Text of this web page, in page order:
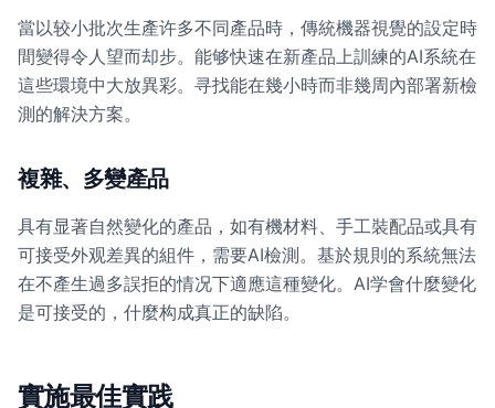
當以较小批次生產许多不同產品時，傳統機器視覺的設定時
間變得令人望而却步。能够快速在新產品上訓練的AI系統在
這些環境中大放異彩。寻找能在幾小時而非幾周內部署新檢
測的解決方案。
複雜、多變產品
具有显著自然變化的產品，如有機材料、手工裝配品或具有
可接受外观差異的組件，需要AI檢測。基於規則的系統無法
在不產生過多誤拒的情况下適應這種變化。AI学會什麼變化
是可接受的，什麼构成真正的缺陷。
實施最佳實践